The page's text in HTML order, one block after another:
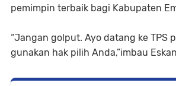
pemimpin terbaik bagi Kabupaten
“Jangan golput. Ayo datang ke TPS
gunakan hak pilih Anda,”imbau